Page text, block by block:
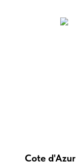
Cote d'Azur